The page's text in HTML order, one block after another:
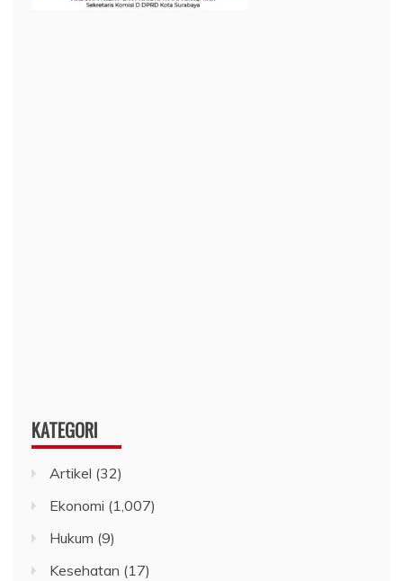
KATEGORI
Artikel (32)
Ekonomi (1,007)
Hukum (9)
Kesehatan (17)